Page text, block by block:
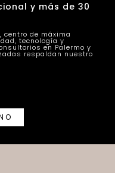
y más de 30
centro de máxima
tecnología y
en Palermo y
respaldan nuestro